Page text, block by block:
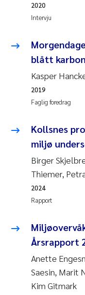
2005
Kathrine
Line Johanne
Juan Carlos
Chiara
Frode
Ian Allan
Bert van
Marianne
Intervju
2020
blått
Kasper
Faglig foredrag
2019
Kollsnes
miljø
Birger
Thiemer,
Rapport
2024
Årsrapport
Anette
Saesin, Marit
Kim Gitmark